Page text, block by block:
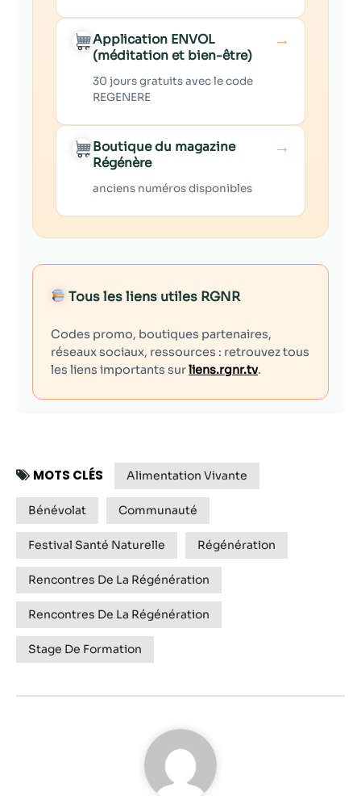
Application ENVOL
(méditation et bien-être)
30 jours gratuits avec le code
REGENERE
→
Boutique du magazine
Régénère
anciens numéros disponibles
→
Tous les liens utiles RGNR
Codes promo, boutiques partenaires,
réseaux sociaux, ressources : retrouvez tous
les liens importants surliens.rgnr.tv.
MOTS CLÉS Alimentation Vivante
Bénévolat Communauté
Festival Santé Naturelle Régénération
Rencontres De La Régénération
Rencontres De La Régénération
Stage De Formation